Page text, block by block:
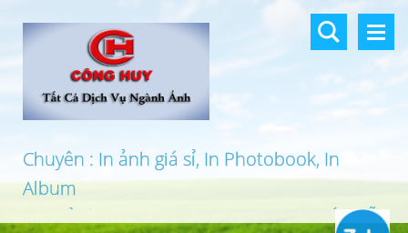
Chuyên : In ảnh giá sỉ, In Photobook, In
Album
In khổ lớn, In UV 3D, In Canvas, In PP, Ép Gỗ